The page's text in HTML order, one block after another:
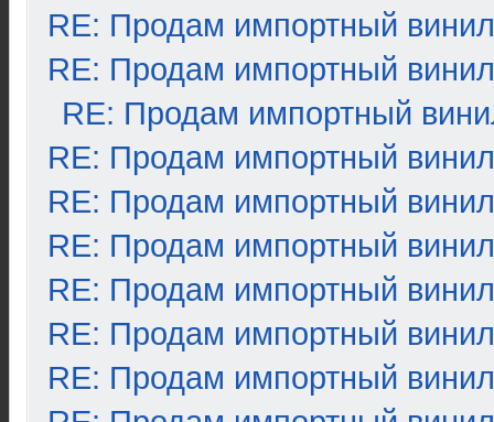
RE: Продам импортный винил
RE: Продам импортный винил
RE: Продам импортный
RE: Продам импортный винил
RE: Продам импортный винил
RE: Продам импортный винил
RE: Продам импортный винил
RE: Продам импортный винил
RE: Продам импортный винил